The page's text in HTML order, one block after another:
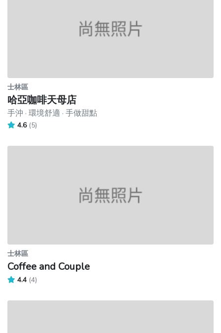
士林區
哈亞咖啡天母店
手沖 · 環境舒適 · 手做甜點
4.6 (5)
士林區
Coffee and Couple
4.4 (4)